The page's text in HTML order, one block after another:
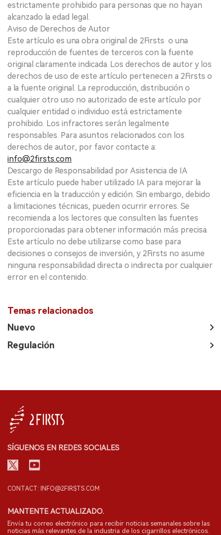
estrictamente prohibido para personas que no hayan
alcanzado la edad legal.
Aviso de Derechos de Autor
Este artículo es una obra original de 2Firsts o una
reproducción de fuentes de terceros con la fuente
original claramente indicada. Los derechos de autor y los
derechos de uso de este artículo pertenecen a 2Firsts o
a la fuente original. La reproducción, distribución o
cualquier otro uso no autorizado de este artículo por
cualquier entidad o individuo está estrictamente
prohibido. Los infractores serán legalmente
responsables. Para asuntos relacionados con los
derechos de autor, por favor contacte a:
info@2firsts.com
Descargo de Responsabilidad por Asistencia de IA
Este artículo puede haber utilizado IA para mejorar la
eficiencia en la traducción y edición. Sin embargo, debido
a limitaciones técnicas, pueden ocurrir errores. Se
recomienda a los lectores que consulten las fuentes
proporcionadas para obtener información más precisa.
Este artículo no debe utilizarse como base para
decisiones o consejos de inversión, y 2Firsts no asume
ninguna responsabilidad directa o indirecta por cualquier
error en el contenido.
Temas relacionados
Nuevo
Regulación
SÍGUENOS EN REDES SOCIALES
CONTACT: INFO@2FIRSTS.COM
MANTENTE ACTUALIZADO.
Envía tu correo electrónico para recibir noticias semanales sobre las
noticias más relevantes de la industria de los cigarrillos electrónicos.